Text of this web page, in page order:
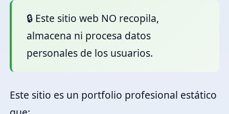
🔒 Este sitio web NO recopila,
almacena ni procesa datos
personales de los usuarios.
Este sitio es un portfolio profesional estático